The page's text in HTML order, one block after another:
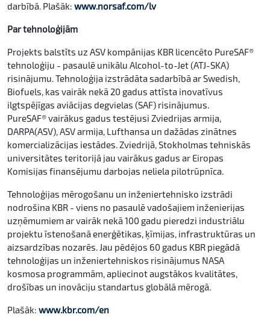
darbībā. Plašāk: www.norsaf.com/lv
Par tehnoloģijām
Projekts balstīts uz ASV kompānijas KBR licencēto PureSAF®
tehnoloģiju - pasaulē unikālu Alcohol-to-Jet (ATJ-SKA)
risinājumu. Tehnoloģija izstrādāta sadarbībā ar Swedish,
Biofuels, kas vairāk nekā 20 gadus attīsta inovatīvus
ilgtspējīgas aviācijas degvielas (SAF) risinājumus.
PureSAF® vairākus gadus testējusi Zviedrijas armija,
DARPA(ASV), ASV armija, Lufthansa un dažādas zinātnes
komercializācijas iestādes. Zviedrijā, Stokholmas tehniskās
universitātes teritorijā jau vairākus gadus ar Eiropas
Komisijas finansējumu darbojas neliela pilotrūpnīca.
Tehnoloģijas mērogošanu un inženiertehnisko izstrādi
nodrošina KBR - viens no pasaulē vadošajiem inženierijas
uzņēmumiem ar vairāk nekā 100 gadu pieredzi industriālu
projektu īstenošanā enerģētikas, ķīmijas, infrastruktūras un
aizsardzības nozarēs. Jau pēdējos 60 gadus KBR piegādā
tehnoloģijas un inženiertehniskos risinājumus NASA
kosmosa programmām, apliecinot augstākos kvalitātes,
drošības un inovāciju standartus globālā mērogā.
Plašāk: www.kbr.com/en